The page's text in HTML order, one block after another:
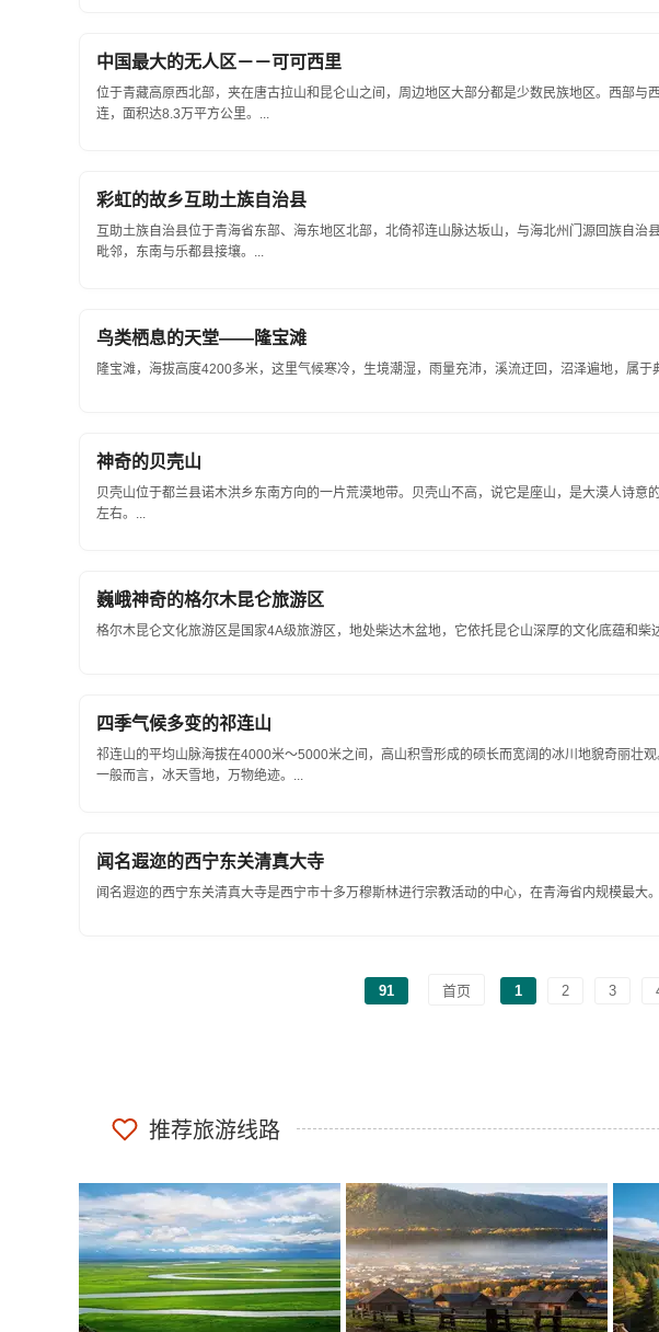
中国最大的无人区－－可可西里
位于青藏高原西北部，夹在唐古拉山和昆仑山之间，周边地区大部分都是少数民族地区。西部与
连，面积达8.3万平方公里。...
彩虹的故乡互助土族自治县
互助土族自治县位于青海省东部、海东地区北部，北倚祁连山脉达坂山，与海北州门源回族自治
毗邻，东南与乐都县接壤。...
鸟类栖息的天堂——隆宝滩
隆宝滩，海拔高度4200多米，这里气候寒冷，生境潮湿，雨量充沛，溪流迂回，沼泽遍地，属于
神奇的贝壳山
贝壳山位于都兰县诺木洪乡东南方向的一片荒漠地带。贝壳山不高，说它是座山，是大漠人诗意
左右。...
巍峨神奇的格尔木昆仑旅游区
格尔木昆仑文化旅游区是国家4A级旅游区，地处柴达木盆地，它依托昆仑山深厚的文化底蕴和柴
四季气候多变的祁连山
祁连山的平均山脉海拔在4000米～5000米之间，高山积雪形成的硕长而宽阔的冰川地貌奇丽壮
一般而言，冰天雪地，万物绝迹。...
闻名遐迩的西宁东关清真大寺
闻名遐迩的西宁东关清真大寺是西宁市十多万穆斯林进行宗教活动的中心，在青海省内规模最大
91 首页 1 2 3
推荐旅游线路